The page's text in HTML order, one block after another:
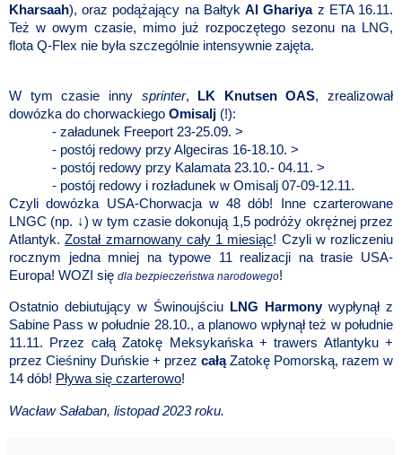
Kharsaah), oraz podążający na BałtykAl Ghariyaz ETA 16.11.
Też w owym czasie, mimo już rozpoczętego sezonu na LNG,
flota Q-Flex nie była szczególnie intensywnie zajęta.
W tym czasie inny sprinter, LK Knutsen OAS, zrealizował
dowózka do chorwackiego Omisalj (!):
- załadunek Freeport 23-25.09. >
- postój redowy przy Algeciras 16-18.10. >
- postój redowy przy Kalamata 23.10.- 04.11. >
- postój redowy i rozładunek w Omisalj 07-09-12.11.
Czyli dowózka USA-Chorwacja w 48 dób! Inne czarterowane
LNGC (np. ↓) w tym czasie dokonują 1,5 podróży okrężnej przez
Atlantyk.Został zmarnowany cały 1 miesiąc! Czyli w rozliczeniu
rocznym jedna mniej na typowe 11 realizacji na trasie USA-
Europa! WOZI się dla bezpieczeństwa narodowego!
Ostatnio debiutujący w Świnoujściu LNG Harmonywypłynął z
Sabine Pass w południe 28.10., a planowo wpłynął też w południe
11.11. Przez całą Zatokę Meksykańska + trawers Atlantyku +
przez Cieśniny Duńskie + przez całąZatokę Pomorską, razem w
14 dób! Pływa się czarterowo!
Wacław Sałaban, listopad 2023 roku.